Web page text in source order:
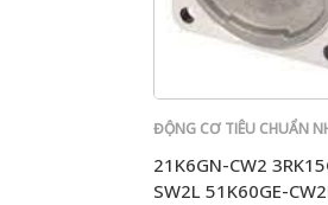
ĐỘNG CƠ TIÊU CHUẨN
21K6GN-CW2
SW2L 51K60GE-